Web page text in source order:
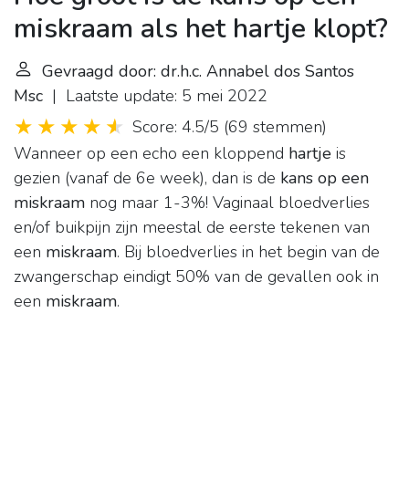
miskraam als het hartje klopt?
Gevraagd door: dr.h.c. Annabel dos Santos
Msc | Laatste update: 5 mei 2022
Score: 4.5/5 (69 stemmen)
Wanneer op een echo een kloppend hartje is
gezien (vanaf de 6e week), dan is de kans op een
miskraam nog maar 1-3%! Vaginaal bloedverlies
en/of buikpijn zijn meestal de eerste tekenen van
een miskraam. Bij bloedverlies in het begin van de
zwangerschap eindigt 50% van de gevallen ook in
een miskraam.